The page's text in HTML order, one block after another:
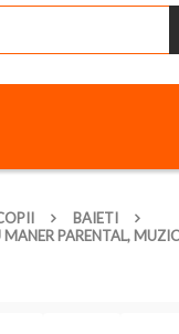
BAIETI
PARENTAL,